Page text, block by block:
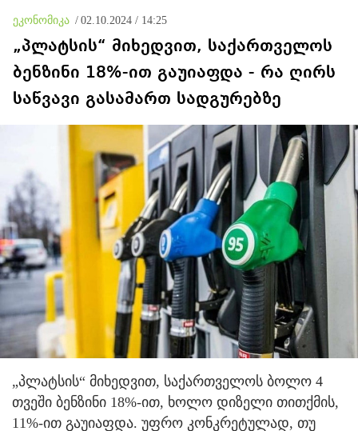
ეკონომიკა / 02.10.2024 / 14:25
„პლატსის“ მიხედვით, საქართველოს
ბენზინი 18%-ით გაუიაფდა - რა ღირს
საწვავი გასამართ სადგურებზე
„პლატსის“ მიხედვით, საქართველოს ბოლო 4
თვეში ბენზინი 18%-ით, ხოლო დიზელი თითქმის,
11%-ით გაუიაფდა. უფრო კონკრეტულად, თუ